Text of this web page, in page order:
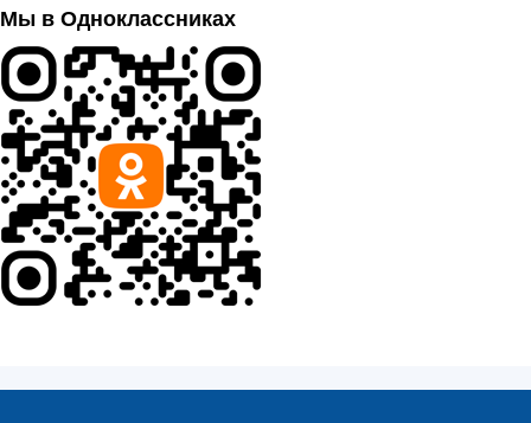
Мы в Одноклассниках